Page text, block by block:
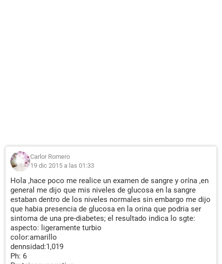
Carlor Romero
19 dic 2015 a las 01:33
Hola ,hace poco me realice un examen de sangre y orína ,en
general me dijo que mis niveles de glucosa en la sangre
estaban dentro de los niveles normales sin embargo me dijo
que habia presencia de glucosa en la orina que podria ser
sintoma de una pre-diabetes; el resultado indica lo sgte:
aspecto: ligeramente turbio
color:amarillo
dennsidad:1,019
Ph: 6